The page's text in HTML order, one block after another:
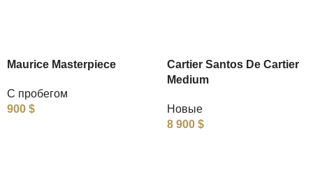
Maurice Masterpiece
С пробегом
900 $
Cartier Santos De Cartier
Medium
Новые
8 900 $